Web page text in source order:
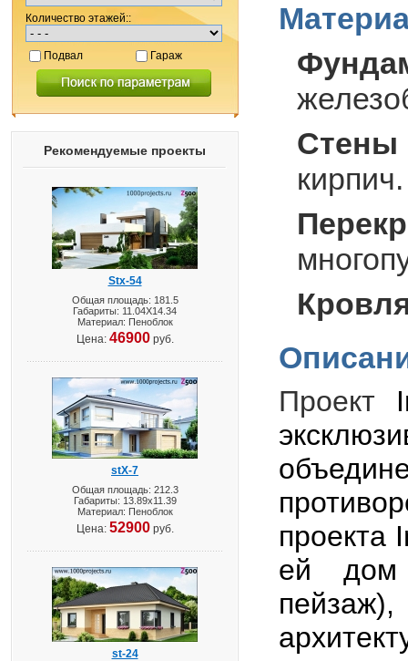
Количество этажей::
Подвал Гараж
Рекомендуемые проекты
Stx-54
Общая площадь: 181.5
Габариты: 11.04X14.34
Материал: Пеноблок
Цена: 46900руб.
stX-7
Общая площадь: 212.3
Габариты: 13.89х11.39
Материал: Пеноблок
Цена: 52900руб.
st-24
Стены
кирпич.
Проект
проекта
ей дом